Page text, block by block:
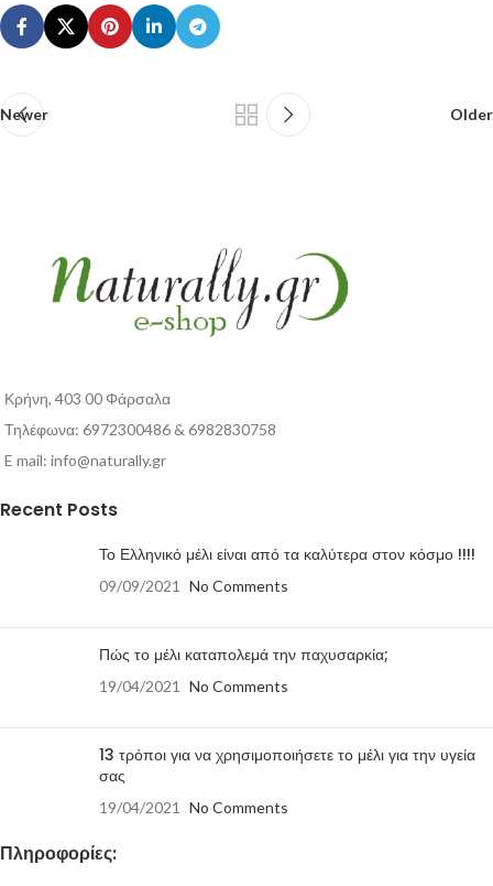
Newer Older
Κρήνη, 403 00 Φάρσαλα
Τηλέφωνα: 6972300486 & 6982830758
E mail: info@naturally.gr
Recent Posts
Το Ελληνικό μέλι είναι από τα καλύτερα στον κόσμο !!!!
09/09/2021 No Comments
Πώς το μέλι καταπολεμά την παχυσαρκία;
19/04/2021 No Comments
13 τρόποι για να χρησιμοποιήσετε το μέλι για την υγεία
σας
19/04/2021 No Comments
Πληροφορίες: